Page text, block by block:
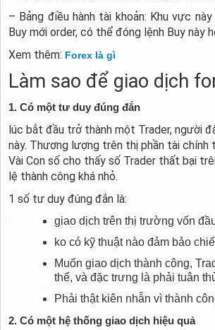
– Bảng điều hành tài khoản: Khu vực
Buy mới order, có thể đóng lệnh Buy
Xem thêm: Forex là gì
Làm sao để giao dịch
1. Có một tư duy đúng đắn
lúc bắt đầu trở thành một Trader, người
này. Thương lượng trên thị phần tài
Vài Con số cho thấy số Trader thất bại
lệ thành công khá nhỏ.
1 số tư duy đúng đắn là:
giao dịch trên thị trường vốn
ko có kỹ thuật nào đảm bảo
Muốn giao dịch thành công,
thể, và đặc trưng là phải tuân
Phải thật kiên nhẫn vì thành
2. Có một hệ thống giao dịch hiệu quả